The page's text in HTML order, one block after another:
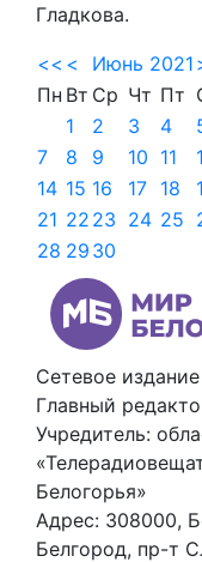
Гладкова.
<< < Июнь 2021
Пн Вт Ср Чт Пт
1
2 3 4
7
8 9 10 11
14 15 16 17 18
21 22 23 24 25
28 29 30
Сетевое
Главный
Учредитель:
Белогорья»
Адрес: 308000,
Белгород, пр-т